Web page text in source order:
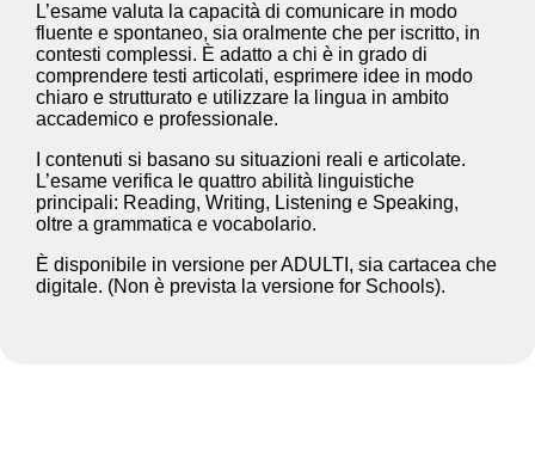
L’esame valuta la capacità di comunicare in modo
fluente e spontaneo, sia oralmente che per iscritto, in
contesti complessi. È adatto a chi è in grado di
comprendere testi articolati, esprimere idee in modo
chiaro e strutturato e utilizzare la lingua in ambito
accademico e professionale.
I contenuti si basano su situazioni reali e articolate.
L’esame verifica le quattro abilità linguistiche
principali: Reading, Writing, Listening e Speaking,
oltre a grammatica e vocabolario.
È disponibile in versione per ADULTI, sia cartacea che
digitale. (Non è prevista la versione for Schools).